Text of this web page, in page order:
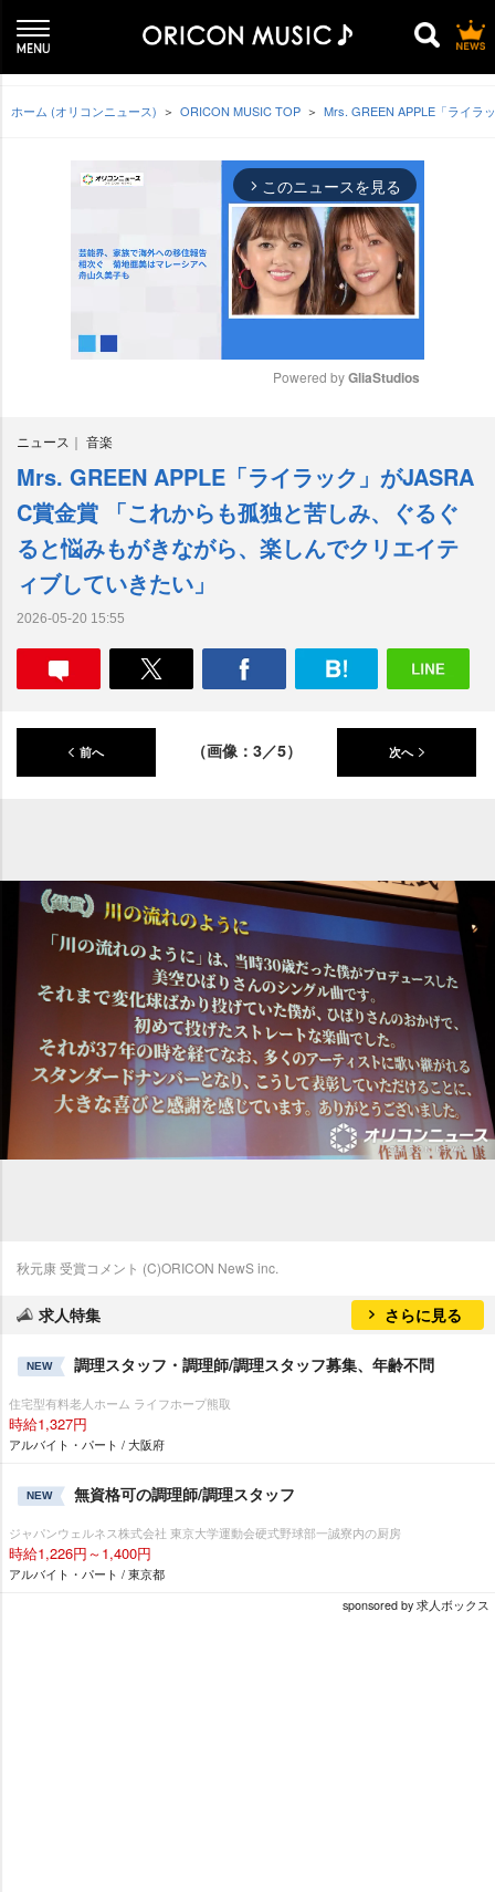
ホーム (オリコンニュース) ORICON MUSIC TOP Mrs. GREEN APPLE「ライラ
arrow_forward_ios このニュースを見る
e
Powered by GliaStudios
ニュース 音楽
Mrs. GREEN APPLE「ライラック」がJASRA
C賞金賞 「これからも孤独と苦しみ、ぐるぐ
ると悩みもがきながら、楽しんでクリエイテ
ィブしていきたい」
2026-05-20 15:55
前へ （画像：3／5） 次へ
秋元康 受賞コメント (C)ORICON NewS inc.
求人特集 さらに見る
NEW 調理スタッフ・調理師/調理スタッフ募集、年齢不問
住宅型有料老人ホーム ライフホープ熊取
時給1,327円
アルバイト・パート / 大阪府
NEW 無資格可の調理師/調理スタッフ
ジャパンウェルネス株式会社 東京大学運動会硬式野球部一誠寮内の厨房
時給1,226円～1,400円
アルバイト・パート / 東京都
sponsored by 求人ボックス